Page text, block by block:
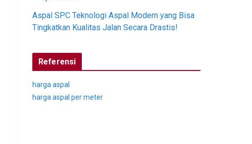
Aspal SPC Teknologi Aspal Modern yang Bisa
Tingkatkan Kualitas Jalan Secara Drastis!
Referensi
harga aspal
harga aspal per meter